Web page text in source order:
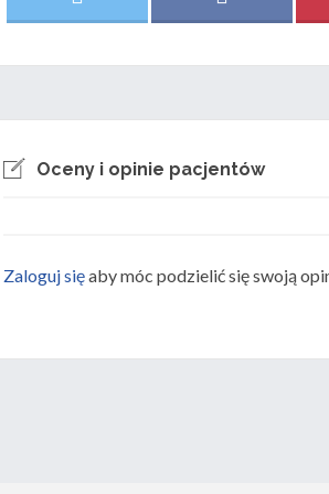
T
c
Oceny i opinie pacjentów
Zaloguj sięaby móc podzielić się swoją